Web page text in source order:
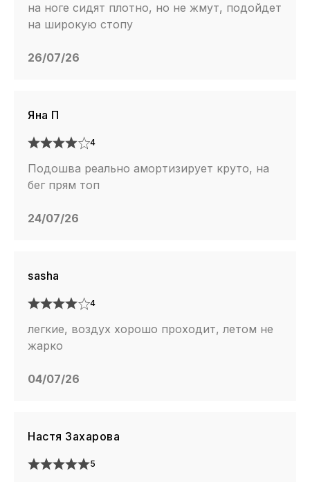
на ноге сидят плотно, но не жмут, подойдет
на широкую стопу
26/07/26
Яна П
4
Подошва реально амортизирует круто, на
бег прям топ
24/07/26
sasha
4
легкие, воздух хорошо проходит, летом не
жарко
04/07/26
Настя Захарова
5